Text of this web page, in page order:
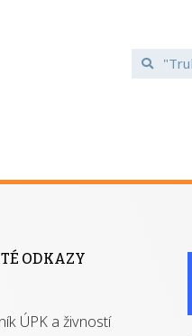
ODKAZY
ÚPK a živností